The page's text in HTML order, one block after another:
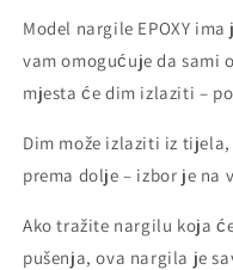
Model nargile EPOXY
vam omogućuje da sami
mjesta će dim izlaziti –
Dim može izlaziti iz
prema dolje – izbor je na
Ako tražite nargilu koja
pušenja, ova nargila je